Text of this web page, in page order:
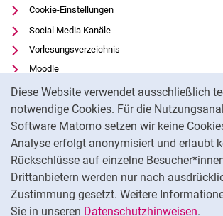
Diese Website verwendet ausschließlich
notwendige Cookies. Für die
Software Matomo setzen wir keine
Analyse erfolgt anonymisiert und erlaubt
Rückschlüsse auf einzelne
Drittanbietern werden nur nach
Zustimmung gesetzt. Weitere
Sie in unseren Datenschutzhinweisen.
Cookie-Einstellungen
Social Media Kanäle
Vorlesungsverzeichnis
Moodle
Panopto
Universitätsbibliothek
Datenschutz
Barrierefreiheit
Transparenter KI-Einsatz